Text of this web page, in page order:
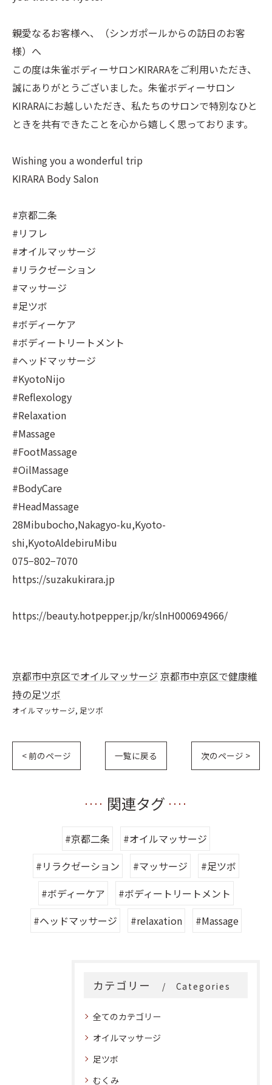
親愛なるお客様へ、（シンガポールからの訪日のお客
様）へ
この度は朱雀ボディーサロンKIRARAをご利用いただき、
誠にありがとうございました。朱雀ボディーサロン
KIRARAにお越しいただき、私たちのサロンで特別なひと
ときを共有できたことを心から嬉しく思っております。
Wishing you a wonderful trip
KIRARA Body Salon
#京都二条
#リフレ
#オイルマッサージ
#リラクゼーション
#マッサージ
#足ツボ
#ボディーケア
#ボディートリートメント
#ヘッドマッサージ
#KyotoNijo
#Reflexology
#Relaxation
#Massage
#FootMassage
#OilMassage
#BodyCare
#HeadMassage
28Mibubocho,Nakagyo-ku,Kyoto-
shi,KyotoAldebiruMibu
075−802−7070
https://suzakukirara.jp
https://beauty.hotpepper.jp/kr/slnH000694966/
京都市中京区でオイルマッサージ 京都市中京区で健康維
持の足ツボ
オイルマッサージ 足ツボ
< 前のページ 一覧に戻る 次のページ >
関連タグ
#京都二条
#オイルマッサージ
#リラクゼーション
#マッサージ
#足ツボ
#ボディーケア
#ボディートリートメント
#ヘッドマッサージ
#relaxation #Massage
カテゴリー Categories
全てのカテゴリー
オイルマッサージ
足ツボ
むくみ